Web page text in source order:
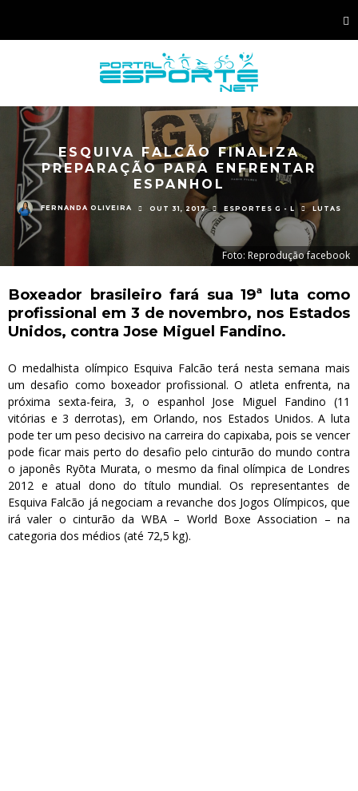
ESQUIVA FALCÃO FINALIZA
PREPARAÇÃO PARA ENFRENTAR
ESPANHOL
FERNANDA OLIVEIRA OUT 31, 2017 ESPORTES G - L LUTAS
Foto: Reprodução facebook
Boxeador brasileiro fará sua 19ª luta como
profissional em 3 de novembro, nos Estados
Unidos, contra Jose Miguel Fandino.
O medalhista olímpico Esquiva Falcão terá nesta semana mais
um desafio como boxeador profissional. O atleta enfrenta, na
próxima sexta-feira, 3, o espanhol Jose Miguel Fandino (11
vitórias e 3 derrotas), em Orlando, nos Estados Unidos. A luta
pode ter um peso decisivo na carreira do capixaba, pois se vencer
pode ficar mais perto do desafio pelo cinturão do mundo contra
o japonês Ryōta Murata, o mesmo da final olímpica de Londres
2012 e atual dono do título mundial. Os representantes de
Esquiva Falcão já negociam a revanche dos Jogos Olímpicos, que
irá valer o cinturão da WBA – World Boxe Association – na
categoria dos médios (até 72,5 kg).